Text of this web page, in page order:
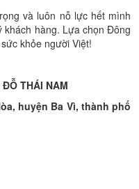
và luôn nỗ lực hết mình
hàng. Lựa chọn Đông
khỏe người Việt!
THÁI NAM
huyện Ba Vì, thành phố